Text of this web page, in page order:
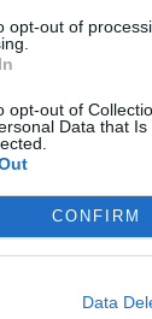
opt-out of
opt-out of
Data that
CONFIRM
Data